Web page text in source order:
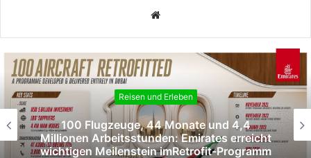
Webseite
Reisen und Erleben
100 Flugzeuge, 44 Monate und 4,4
Millionen Arbeitsstunden: Emirates erreicht
wichtigen Meilenstein imRetrofit-Programm